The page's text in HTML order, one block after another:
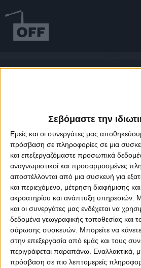
Σεβόμαστε την
Εμείς και οι συνεργάτες μας
πρόσβαση σε πληροφορίες σε μια
και επεξεργαζόμαστε προσωπικά
αναγνωριστικοί και προσαρμοσμένες
αποστέλλονται από μια συσκευή για
και περιεχόμενο, μέτρηση διαφήμισης
ακροατηρίου και ανάπτυξη υπηρεσιών.
και οι συνεργάτες μας ενδέχεται να
δεδομένα γεωγραφικής τοποθεσίας και
σάρωσης συσκευών. Μπορείτε να κάνετε
στην επεξεργασία από εμάς και τους
περιγράφεται παραπάνω. Εναλλακτικά,
πρόσβαση σε πιο λεπτομερείς
About Offradio Business Class Terms &
Designed & developed byporcupine colors